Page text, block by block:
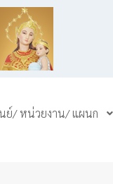
ย์/ หน่วยงาน/ แผนก